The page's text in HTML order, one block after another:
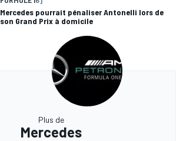
Mercedes pourrait pénaliser Antonelli lors de
son Grand Prix à domicile
Plus de
Mercedes